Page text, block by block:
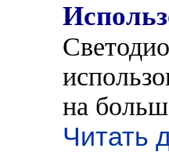
на
Читать